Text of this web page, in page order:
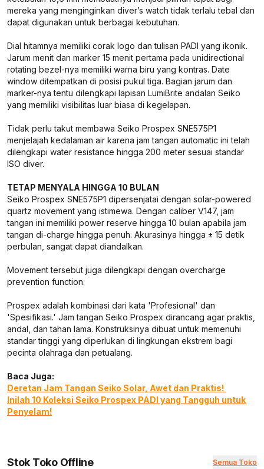
mereka yang menginginkan diver’s watch tidak terlalu tebal dan
dapat digunakan untuk berbagai kebutuhan.
Dial hitamnya memiliki corak logo dan tulisan PADI yang ikonik.
Jarum menit dan marker 15 menit pertama pada unidirectional
rotating bezel-nya memiliki warna biru yang kontras. Date
window ditempatkan di posisi pukul tiga. Bagian jarum dan
marker-nya tentu dilengkapi lapisan LumiBrite andalan Seiko
yang memiliki visibilitas luar biasa di kegelapan.
Tidak perlu takut membawa Seiko Prospex SNE575P1
menjelajah kedalaman air karena jam tangan automatic ini telah
dilengkapi water resistance hingga 200 meter sesuai standar
ISO diver.
TETAP MENYALA HINGGA 10 BULAN
Seiko Prospex SNE575P1 dipersenjatai dengan solar-powered
quartz movement yang istimewa. Dengan caliber V147, jam
tangan ini memiliki power reserve hingga 10 bulan apabila jam
tangan di-charge hingga penuh. Akurasinya hingga ± 15 detik
perbulan, sangat dapat diandalkan.
Movement tersebut juga dilengkapi dengan overcharge
prevention function.
Prospex adalah kombinasi dari kata 'Profesional' dan
'Spesifikasi.' Jam tangan Seiko Prospex dirancang agar praktis,
andal, dan tahan lama. Konstruksinya dibuat untuk memenuhi
standar tinggi yang diperlukan di lingkungan ekstrem bagi
pecinta olahraga dan petualang.
Baca Juga:
Deretan Jam Tangan Seiko Solar, Awet dan Praktis!
Inilah 10 Koleksi Seiko Prospex PADI yang Tangguh untuk
Penyelam!
Stok Toko Offline Semua Toko